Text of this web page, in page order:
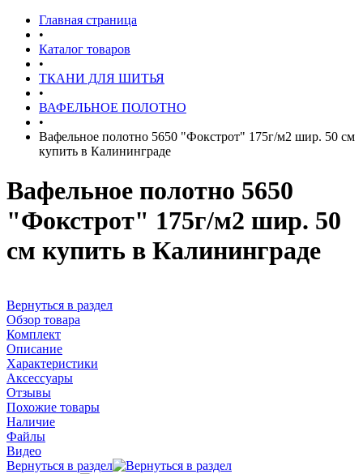
Главная страница
•
Каталог товаров
•
ТКАНИ ДЛЯ ШИТЬЯ
•
ВАФЕЛЬНОЕ ПОЛОТНО
•
Вафельное полотно 5650 "Фокстрот" 175г/м2 шир. 50 см
купить в Калининграде
Вафельное полотно 5650
"Фокстрот" 175г/м2 шир. 50
см купить в Калининграде
Вернуться в раздел
Обзор товара
Комплект
Описание
Характеристики
Аксессуары
Отзывы
Похожие товары
Наличие
Файлы
Видео
Вернуться в раздел